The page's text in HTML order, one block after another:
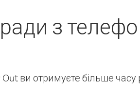
з
Out ви отримуєте більше